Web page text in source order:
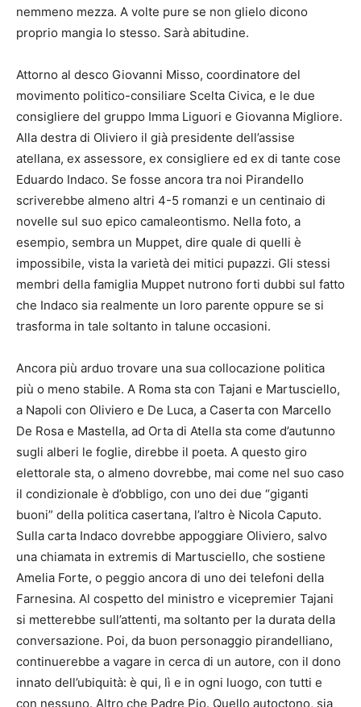
nemmeno mezza. A volte pure se non glielo dicono
proprio mangia lo stesso. Sarà abitudine.
Attorno al desco Giovanni Misso, coordinatore del
movimento politico-consiliare Scelta Civica, e le due
consigliere del gruppo Imma Liguori e Giovanna Migliore.
Alla destra di Oliviero il già presidente dell’assise
atellana, ex assessore, ex consigliere ed ex di tante cose
Eduardo Indaco. Se fosse ancora tra noi Pirandello
scriverebbe almeno altri 4-5 romanzi e un centinaio di
novelle sul suo epico camaleontismo. Nella foto, a
esempio, sembra un Muppet, dire quale di quelli è
impossibile, vista la varietà dei mitici pupazzi. Gli stessi
membri della famiglia Muppet nutrono forti dubbi sul fatto
che Indaco sia realmente un loro parente oppure se si
trasforma in tale soltanto in talune occasioni.
Ancora più arduo trovare una sua collocazione politica
più o meno stabile. A Roma sta con Tajani e Martusciello,
a Napoli con Oliviero e De Luca, a Caserta con Marcello
De Rosa e Mastella, ad Orta di Atella sta come d’autunno
sugli alberi le foglie, direbbe il poeta. A questo giro
elettorale sta, o almeno dovrebbe, mai come nel suo caso
il condizionale è d’obbligo, con uno dei due “giganti
buoni” della politica casertana, l’altro è Nicola Caputo.
Sulla carta Indaco dovrebbe appoggiare Oliviero, salvo
una chiamata in extremis di Martusciello, che sostiene
Amelia Forte, o peggio ancora di uno dei telefoni della
Farnesina. Al cospetto del ministro e vicepremier Tajani
si metterebbe sull’attenti, ma soltanto per la durata della
conversazione. Poi, da buon personaggio pirandelliano,
continuerebbe a vagare in cerca di un autore, con il dono
innato dell’ubiquità: è qui, lì e in ogni luogo, con tutti e
con nessuno. Altro che Padre Pio. Quello autoctono, sia